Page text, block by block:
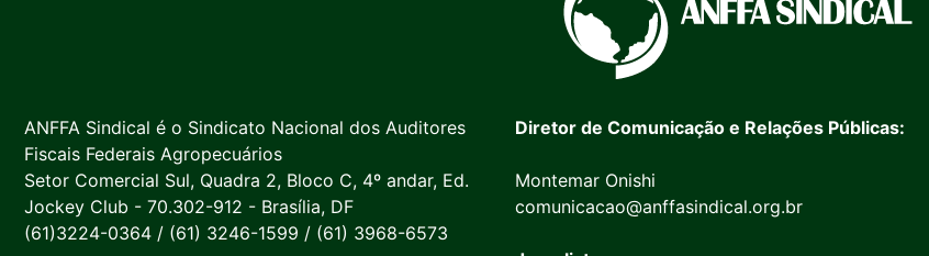
ANFFA Sindical é o Sindicato Nacional dos Auditores
Fiscais Federais Agropecuários
Setor Comercial Sul, Quadra 2, Bloco C, 4º andar, Ed.
Jockey Club - 70.302-912 - Brasília, DF
(61)3224-0364 / (61) 3246-1599 / (61) 3968-6573
Diretor de Comunicação e Relações Públicas:
Montemar Onishi
comunicacao@anffasindical.org.br